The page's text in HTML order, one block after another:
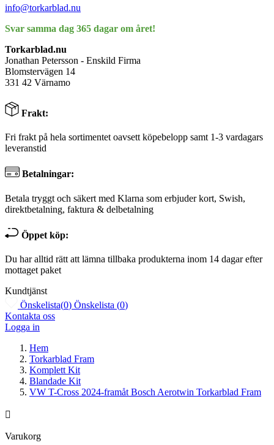
info@torkarblad.nu
Svar samma dag 365 dagar om året!
Torkarblad.nu
Jonathan Petersson - Enskild Firma
Blomstervägen 14
331 42 Värnamo
Frakt:
Fri frakt på hela sortimentet oavsett köpebelopp samt 1-3 vardagars
leveranstid
Betalningar:
Betala tryggt och säkert med Klarna som erbjuder kort, Swish,
direktbetalning, faktura & delbetalning
Öppet köp:
Du har alltid rätt att lämna tillbaka produkterna inom 14 dagar efter
mottaget paket
Kundtjänst
Önskelista(0) Önskelista (0)
Kontakta oss
Logga in
Hem
Torkarblad Fram
Komplett Kit
Blandade Kit
VW T-Cross 2024-framåt Bosch Aerotwin Torkarblad Fram

Varukorg